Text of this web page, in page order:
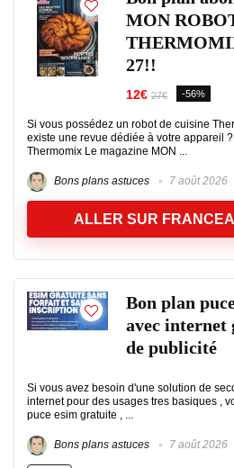
MON
27!!
12€ 27€ -56%
Si vous possédez un robot de cuisine
existe une revue dédiée à votre appareil
Thermomix Le magazine MON ...
Bons plans astuces 7 août 2026
ALLER SUR
Bon plan
avec internet
de publicité
Si vous avez besoin d'une solution de
internet pour des usages tres basiques ,
puce esim gratuite , ...
Bons plans astuces 7 août 2026